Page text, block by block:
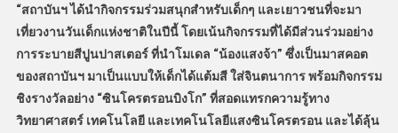
“สถาบันฯ ได้นำกิจกรรมร่วมสนุกสำหรับเด็กๆ และเยาวชนที่จะมา
เที่ยวงานวันเด็กแห่งชาติในปีนี้ โดยเน้นกิจกรรมที่ได้มีส่วนร่วมอย่าง
การระบายสีปูนปาสเตอร์ ที่นำโมเดล “น้องแสงจ้า” ซึ่งเป็นมาสคอต
ของสถาบันฯ มาเป็นแบบให้เด็กได้แต้มสี ใส่จินตนาการ พร้อมกิจกรรม
ชิงรางวัลอย่าง “ซินโครตรอนบิงโก” ที่สอดแทรกความรู้ทาง
วิทยาศาสตร์ เทคโนโลยี และเทคโนโลยีแสงซินโครตรอน และได้ลุ้น